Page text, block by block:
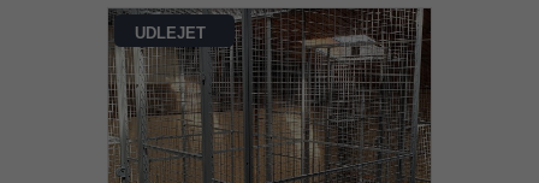
UDLEJET